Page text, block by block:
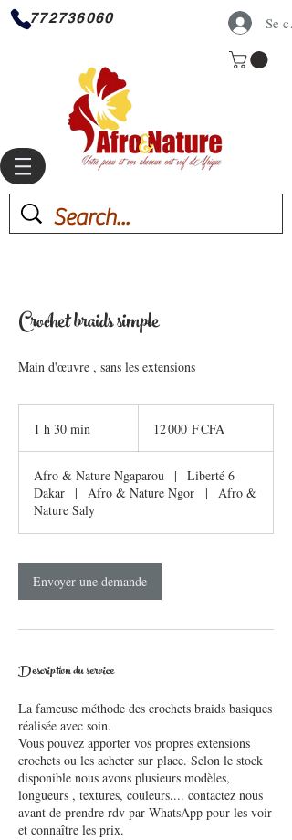
Se
772736060
Crochet braids simple
Main d'œuvre , sans les extensions
1 h 30 min
m
i
n
12 000 F CFA
Afro & Nature Ngaparou |
Liberté 6
Dakar
| Afro & Nature Ngor |
Afro &
Nature Saly
Envoyer une demande
Description du service
La fameuse méthode des crochets braids basiques
réalisée avec soin.
Vous pouvez apporter vos propres extensions
crochets ou les acheter sur place. Selon le stock
disponible nous avons plusieurs modèles,
longueurs , textures, couleurs.... contactez nous
avant de prendre rdv par WhatsApp pour les voir
et connaître les prix.